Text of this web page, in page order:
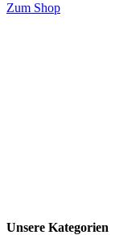
Zum Shop
Unsere Kategorien